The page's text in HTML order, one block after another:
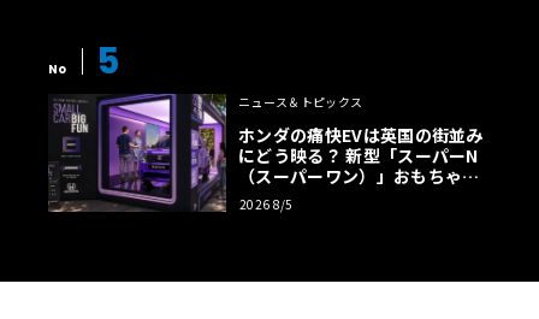
No 5
ニュース＆トピックス
ホンダの痛快EVは英国の街並み
にどう映る？ 新型「スーパーN
（スーパーワン）」おもちゃ箱
ツアーの全貌
2026 8/5